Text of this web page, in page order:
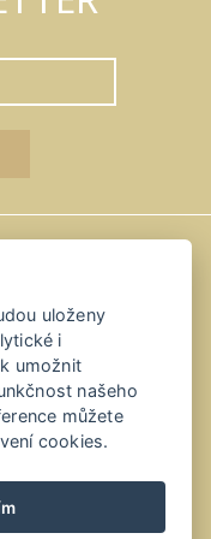
Vodochody
uloženy
i
umožnit
našeho
můžete
cookies.